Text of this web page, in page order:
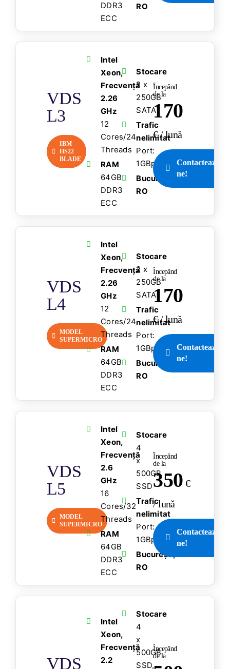
DDR3
ECC
RO
VDS
L3
IBM
HS22
BLADE
Intel
Xeon,
Frecvență
2.26
GHz
12
Cores/24
Threads
RAM
64GB
DDR3
ECC
Stocare
2 x
250GB
SATA
Trafic
nelimitat
Port:
1GBps
București,
RO
Începând
de la
170
€ / lună
Contactează-
ne!
VDS
L4
MODEL
SUPERMICRO
Intel
Xeon,
Frecvență
2.26
GHz
12
Cores/24
Threads
RAM
64GB
DDR3
ECC
Stocare
2 x
250GB
SATA
Trafic
nelimitat
Port:
1GBps
București,
RO
Începând
de la
170
€ / lună
Contactează-
ne!
VDS
L5
MODEL
SUPERMICRO
Intel
Xeon,
Frecvență
2.6
GHz
16
Cores/32
Threads
RAM
64GB
DDR3
ECC
Stocare
4
x
500GB
SSD
Trafic
nelimitat
Port:
1GBps
București,
RO
Începând
de la
350 €
/ lună
Contactează-
ne!
VDS
Intel
Xeon,
Frecvență
2.2
Stocare
4
x
500GB
SSD,
Începând
de la